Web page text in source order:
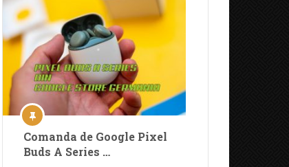
Comanda de Google Pixel
Buds A Series …